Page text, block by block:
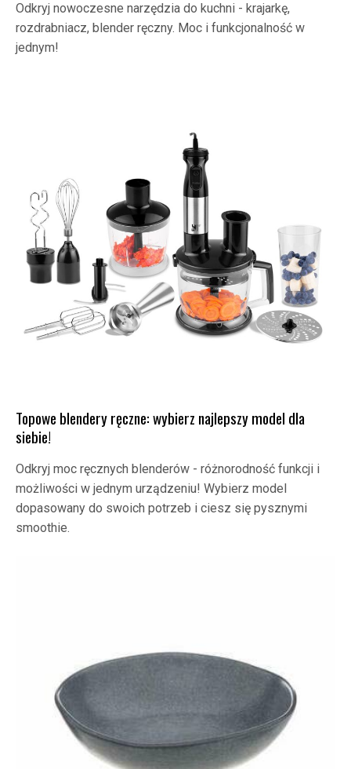
Odkryj nowoczesne narzędzia do kuchni - krajarkę,
rozdrabniacz, blender ręczny. Moc i funkcjonalność w
jednym!
Topowe blendery ręczne: wybierz najlepszy model dla
siebie!
Odkryj moc ręcznych blenderów - różnorodność funkcji i
możliwości w jednym urządzeniu! Wybierz model
dopasowany do swoich potrzeb i ciesz się pysznymi
smoothie.